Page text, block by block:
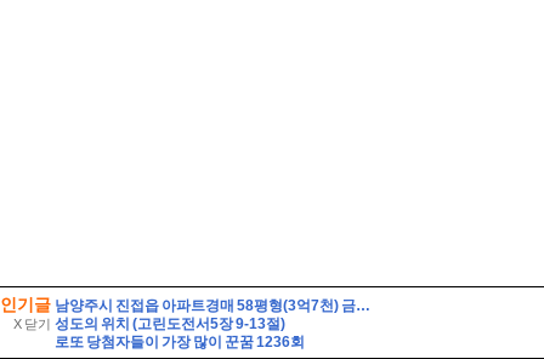
인기글
X 닫기
남양주시 진접읍 아파트경매 58평형(3억7천) 금곡리 해밀초등학교인근 신영지웰 10층 유찰2회 급매시세 남양주진접신영지웰아파트 부동산경매 매매
성도의 위치 (고린도전서5장 9-13절)
로또 당첨자들이 가장 많이 꾼꿈 1236회